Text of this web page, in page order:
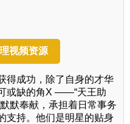
视频资源
得成功，除了自身的才华
或缺的角X ——“天王助
默奉献，承担着日常事务
支持。他们是明星的贴身